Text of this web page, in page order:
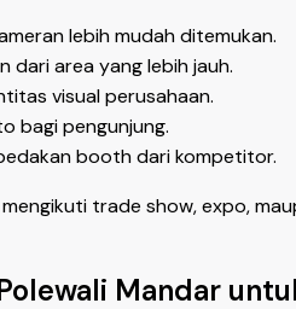
lebih mudah ditemukan.
dari area yang lebih jauh.
visual perusahaan.
bagi pengunjung.
booth dari kompetitor.
trade show, expo,
Mandar